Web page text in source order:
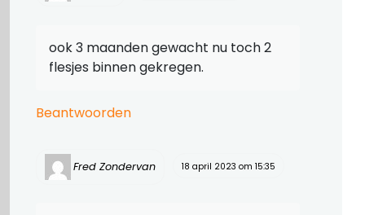
ook 3 maanden gewacht nu toch 2
flesjes binnen gekregen.
Beantwoorden
Fred Zondervan 18 april 2023 om 15:35